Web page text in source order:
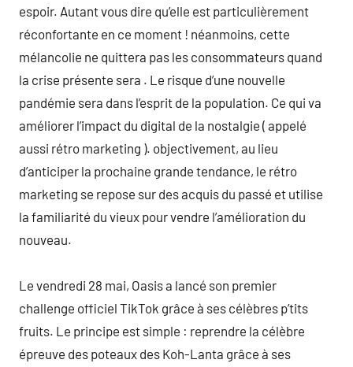
espoir. Autant vous dire qu’elle est particulièrement
réconfortante en ce moment ! néanmoins, cette
mélancolie ne quittera pas les consommateurs quand
la crise présente sera . Le risque d’une nouvelle
pandémie sera dans l’esprit de la population. Ce qui va
améliorer l’impact du digital de la nostalgie ( appelé
aussi rétro marketing ). objectivement, au lieu
d’anticiper la prochaine grande tendance, le rétro
marketing se repose sur des acquis du passé et utilise
la familiarité du vieux pour vendre l’amélioration du
nouveau.
Le vendredi 28 mai, Oasis a lancé son premier
challenge officiel TikTok grâce à ses célèbres p’tits
fruits. Le principe est simple : reprendre la célèbre
épreuve des poteaux des Koh-Lanta grâce à ses